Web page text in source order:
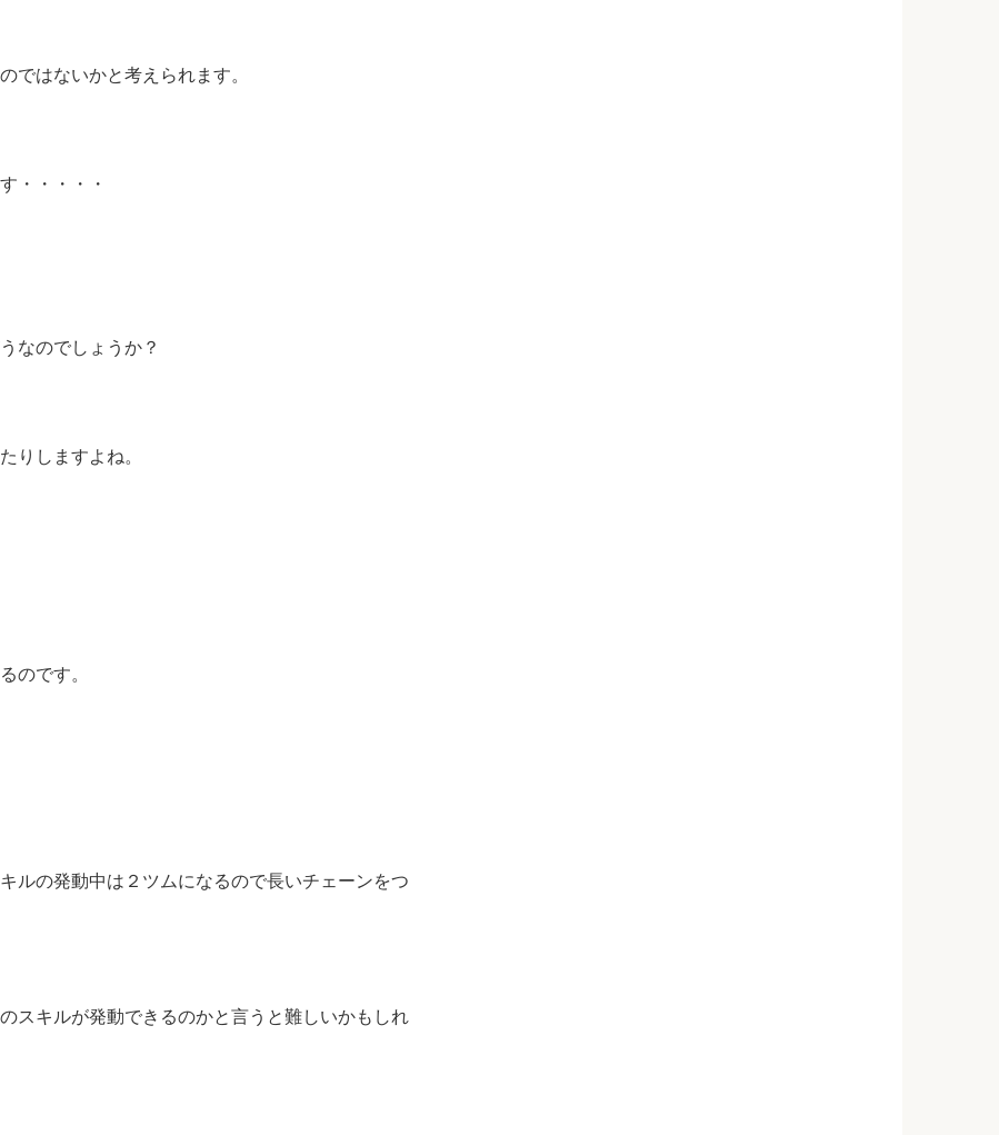
ではないかと考えられます。
・・・・・
なのでしょうか？
りしますよね。
のです。
ルの発動中は２ツムになるので長いチェーンをつ
スキルが発動できるのかと言うと難しいかもしれ